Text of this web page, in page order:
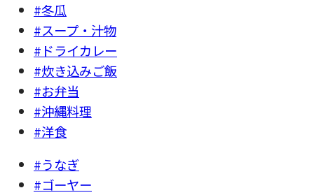
#冬瓜
#スープ・汁物
#ドライカレー
#炊き込みご飯
#お弁当
#沖縄料理
#洋食
#うなぎ
#ゴーヤー